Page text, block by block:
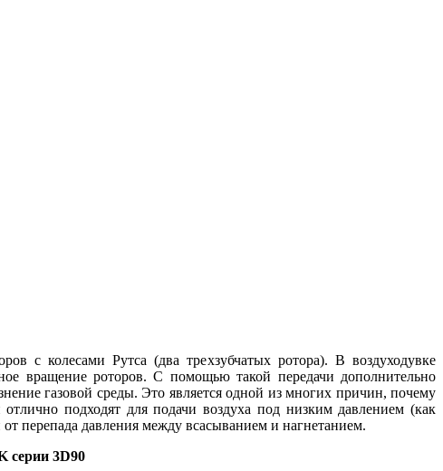
с колесами Рутса (два трехзубчатых ротора). В воздуходувке
вращение роторов. С помощью такой передачи дополнительно
газовой среды. Это является одной из многих причин, почему
подходят для подачи воздуха под низким давлением (как
перепада давления между всасыванием и нагнетанием.
серии 3D90